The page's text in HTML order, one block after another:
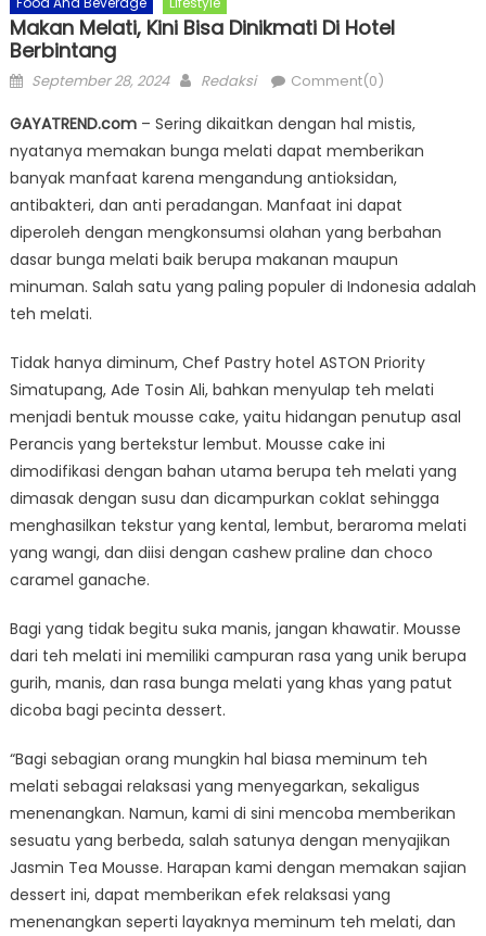
Makan Melati, Kini Bisa Dinikmati Di Hotel
Berbintang
Posted
September 28, 2024 Author
Redaksi Comment(0)
GAYATREND.com– Sering dikaitkan dengan hal mistis,
nyatanya memakan bunga melati dapat memberikan
banyak manfaat karena mengandung antioksidan,
antibakteri, dan anti peradangan. Manfaat ini dapat
diperoleh dengan mengkonsumsi olahan yang berbahan
dasar bunga melati baik berupa makanan maupun
minuman. Salah satu yang paling populer di Indonesia adalah
teh melati.
Tidak hanya diminum, Chef Pastry hotel ASTON Priority
Simatupang, Ade Tosin Ali, bahkan menyulap teh melati
menjadi bentuk mousse cake, yaitu hidangan penutup asal
Perancis yang bertekstur lembut. Mousse cake ini
dimodifikasi dengan bahan utama berupa teh melati yang
dimasak dengan susu dan dicampurkan coklat sehingga
menghasilkan tekstur yang kental, lembut, beraroma melati
yang wangi, dan diisi dengan cashew praline dan choco
caramel ganache.
Bagi yang tidak begitu suka manis, jangan khawatir. Mousse
dari teh melati ini memiliki campuran rasa yang unik berupa
gurih, manis, dan rasa bunga melati yang khas yang patut
dicoba bagi pecinta dessert.
“Bagi sebagian orang mungkin hal biasa meminum teh
melati sebagai relaksasi yang menyegarkan, sekaligus
menenangkan. Namun, kami di sini mencoba memberikan
sesuatu yang berbeda, salah satunya dengan menyajikan
Jasmin Tea Mousse. Harapan kami dengan memakan sajian
dessert ini, dapat memberikan efek relaksasi yang
menenangkan seperti layaknya meminum teh melati, dan